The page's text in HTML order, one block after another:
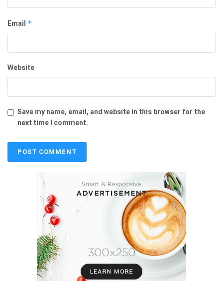
Email *
Website
Save my name, email, and website in this browser for the
next time I comment.